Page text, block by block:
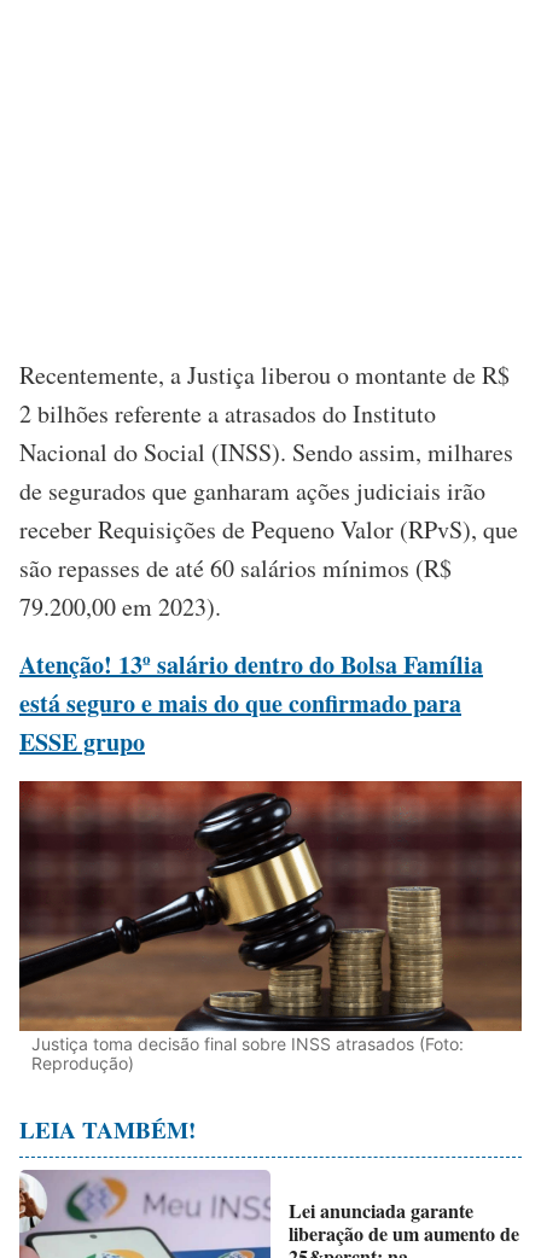
Recentemente, a Justiça liberou o montante de R$
2 bilhões referente a atrasados do Instituto
Nacional do Social (INSS). Sendo assim, milhares
de segurados que ganharam ações judiciais irão
receber Requisições de Pequeno Valor (RPvS), que
são repasses de até 60 salários mínimos (R$
79.200,00 em 2023).
Atenção! 13º salário dentro do Bolsa Família
está seguro e mais do que confirmado para
ESSE grupo
Justiça toma decisão final sobre INSS atrasados (Foto:
Reprodução)
LEIA TAMBÉM!
Lei anunciada garante
liberação de um aumento de